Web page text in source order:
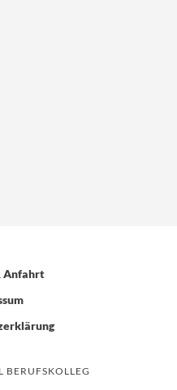
Anfahrt
BERUFSKOLLEG